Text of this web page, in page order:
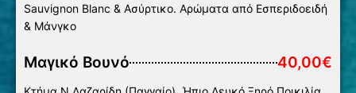
Sauvignon Βlanc & Ασύρτικο. Αρώματα από Εσπεριδοειδή
& Μάνγκο
Μαγικό Βουνό 40,00€